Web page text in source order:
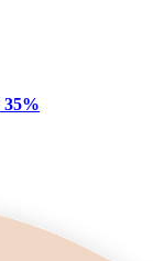
35%